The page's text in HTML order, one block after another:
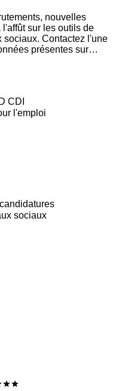
nouvelles
sur les outils de
sociaux. Contactez l'une
présentes sur…
CDI
l'emploi
sociaux